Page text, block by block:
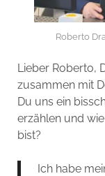
Roberto
Lieber Roberto,
zusammen mit
Du uns ein
erzählen und
bist?
Ich habe